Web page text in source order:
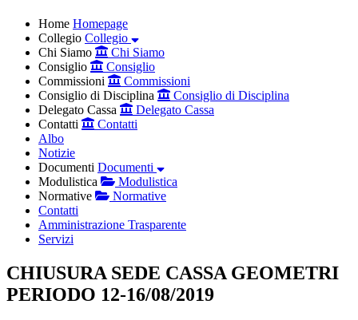
Home Homepage
Collegio Collegio
Chi Siamo
Chi Siamo
Consiglio
Consiglio
Commissioni
Commissioni
Consiglio di Disciplina
Consiglio di Disciplina
Delegato Cassa
Delegato Cassa
Contatti
Contatti
Albo
Notizie
Documenti Documenti
Modulistica
Modulistica
Normative
Normative
Contatti
Amministrazione Trasparente
Servizi
CHIUSURA SEDE CASSA GEOMETRI
PERIODO 12-16/08/2019